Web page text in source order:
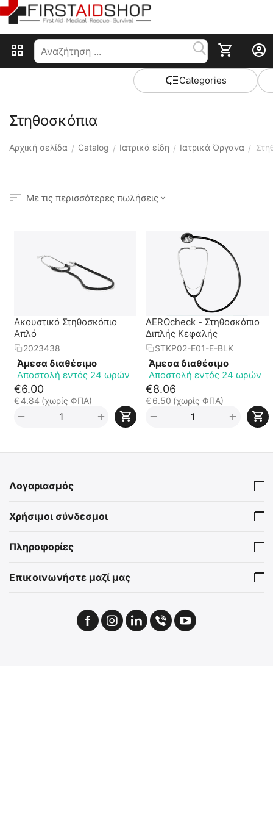
Сategories
Στηθοσκόπια
Αρχική σελίδα / Catalog / Ιατρικά είδη / Ιατρικά Όργανα /
Με τις περισσότερες πωλήσεις
Ακουστικό Στηθοσκόπιο
Απλό
2023438
Άμεσα διαθέσιμο
Αποστολή εντός 24 ωρών
€6.00
€4.84 (χωρίς ΦΠΑ)
+
−
AEROcheck - Στηθοσκόπιο
Διπλής Κεφαλής
STKP02-E01-E-BLK
Άμεσα διαθέσιμο
Αποστολή εντός 24 ωρών
€8.06
€6.50 (χωρίς ΦΠΑ)
+
−
Λογαριασμός
Χρήσιμοι σύνδεσμοι
Πληροφορίες
Επικοινωνήστε μαζί μας